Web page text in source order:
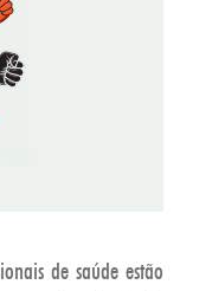
de saúde estão